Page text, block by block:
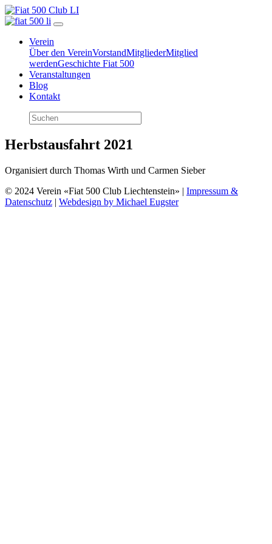
Verein
Über den VereinVorstandMitgliederMitglied
werdenGeschichte Fiat 500
Veranstaltungen
Blog
Kontakt
Herbstausfahrt 2021
Organisiert durch Thomas Wirth und Carmen Sieber
© 2024 Verein «Fiat 500 Club Liechtenstein» | Impressum &
Datenschutz | Webdesign by Michael Eugster